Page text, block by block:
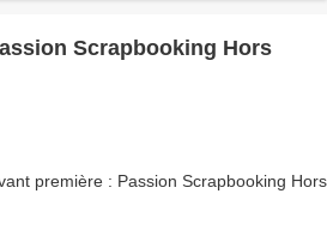
Scrapbooking Hors